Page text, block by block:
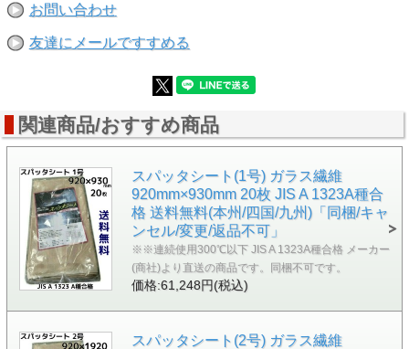
お問い合わせ
友達にメールですすめる
関連商品/おすすめ商品
スパッタシート(1号) ガラス繊維
920mm×930mm 20枚 JIS A 1323A種合
格 送料無料(本州/四国/九州)「同梱/キャ
ンセル/変更/返品不可」
※※連続使用300℃以下 JIS A 1323A種合格 メーカー
(商社)より直送の商品です。同梱不可です。
価格:61,248円(税込)
スパッタシート(2号) ガラス繊維